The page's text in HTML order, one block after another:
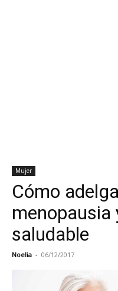
Mujer
Cómo
saludable
Noelia - 06/12/2017